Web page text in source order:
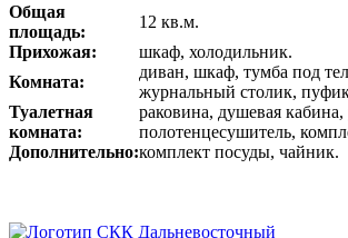
Общая
площадь:
12 кв.м.
Прихожая:
шкаф, холодильник.
Комната:
диван, шкаф, тумба под
журнальный столик,
Туалетная
комната:
раковина, душевая кабина,
полотенцесушитель,
Дополнительно:комплект посуды, чайник.